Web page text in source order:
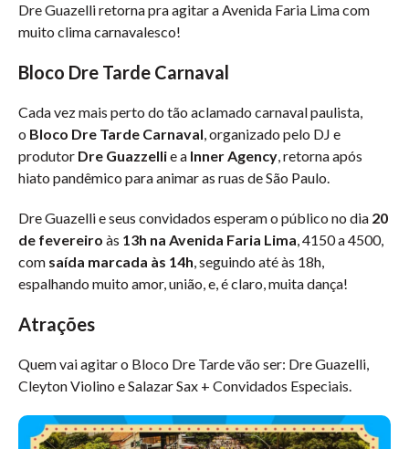
Dre Guazelli retorna pra agitar a Avenida Faria Lima com
muito clima carnavalesco!
Bloco Dre Tarde Carnaval
Cada vez mais perto do tão aclamado carnaval paulista,
o Bloco Dre Tarde Carnaval, organizado pelo DJ e
produtor Dre Guazzellie a Inner Agency, retorna após
hiato pandêmico para animar as ruas de São Paulo.
Dre Guazelli e seus convidados esperam o público no dia 20
de fevereiro às 13h na Avenida Faria Lima, 4150 a 4500,
com saída marcada às 14h, seguindo até às 18h,
espalhando muito amor, união, e, é claro, muita dança!
Atrações
Quem vai agitar o Bloco Dre Tarde vão ser: Dre Guazelli,
Cleyton Violino e Salazar Sax + Convidados Especiais.